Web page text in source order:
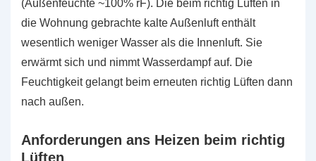
(Außenfeuchte ~100% rF). Die beim richtig Lüften in
die Wohnung gebrachte kalte Außenluft enthält
wesentlich weniger Wasser als die Innenluft. Sie
erwärmt sich und nimmt Wasserdampf auf. Die
Feuchtigkeit gelangt beim erneuten richtig Lüften dann
nach außen.
Anforderungen ans Heizen beim richtig
Lüften